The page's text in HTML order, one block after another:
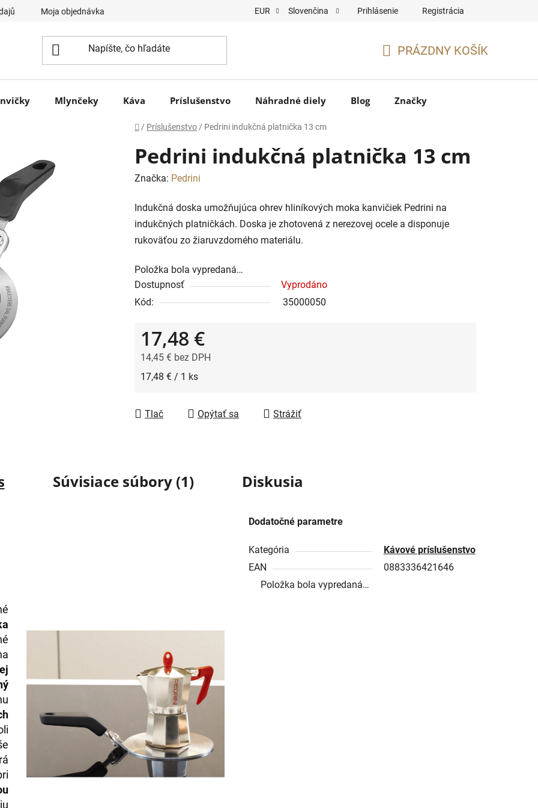
Moja objednávka EUR Slovenčina Prihlásenie Registrácia
KOŠÍK
PRÁZDNY KOŠÍK
Mlynčeky Káva Príslušenstvo Náhradné diely Blog Značky
Domov
/ Príslušenstvo / Pedrini indukčná platnička 13 cm
Pedrini indukčná platnička 13 cm
Značka: Pedrini
Indukčná doska umožňujúca ohrev hliníkových moka kanvičiek Pedrini na
indukčných platničkách. Doska je zhotovená z nerezovej ocele a disponuje
rukoväťou zo žiaruvzdorného materiálu.
Položka bola vypredaná…
Dostupnosť
Vyprodáno
Kód:
35000050
17,48 €
14,45 € bez DPH
Jednotková cena:
17,48 € / 1 ks
Tlač Opýtať sa Strážiť
Súvisiace súbory (1) Diskusia
Dodatočné parametre
Kategória
Kávové príslušenstvo
EAN
0883336421646
Položka bola vypredaná…